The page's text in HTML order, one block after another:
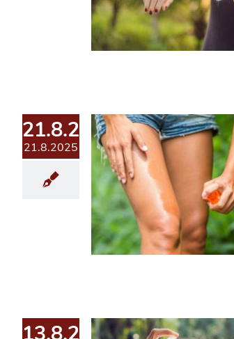
21.8.2025
21.8.2025